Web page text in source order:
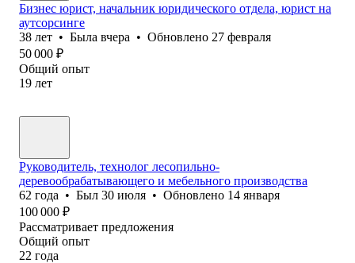
Бизнес юрист, начальник юридического отдела, юрист на
аутсорсинге
38 лет • Была вчера • Обновлено 27 февраля
50 000 ₽
Общий опыт
19 лет
Руководитель, технолог лесопильно-
деревообрабатывающего и мебельного производства
62 года • Был 30 июля • Обновлено 14 января
100 000 ₽
Рассматривает предложения
Общий опыт
22 года